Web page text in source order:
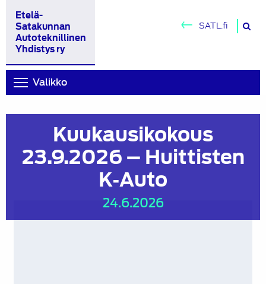
Etelä-
Satakunnan
Autoteknillinen
Yhdistys ry
SATL.fi
Valikko
Kuukausikokous
23.9.2026 – Huittisten
K‑Auto
24.6.2026